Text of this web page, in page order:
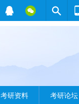
考研资料 考研论坛